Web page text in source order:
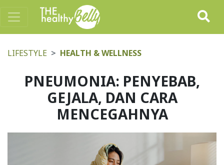
LIFESTYLE HEALTH & WELLNESS
PNEUMONIA: PENYEBAB,
GEJALA, DAN CARA
MENCEGAHNYA